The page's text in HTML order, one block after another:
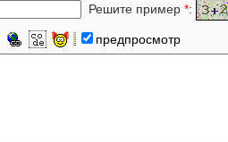
Решите пример *:
предпросмотр